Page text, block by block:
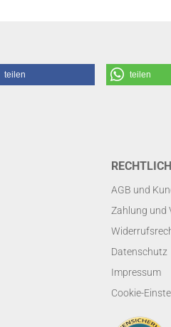
teilen teilen
AGB und
Zahlung und
Datenschutz
Impressum
Cookie-